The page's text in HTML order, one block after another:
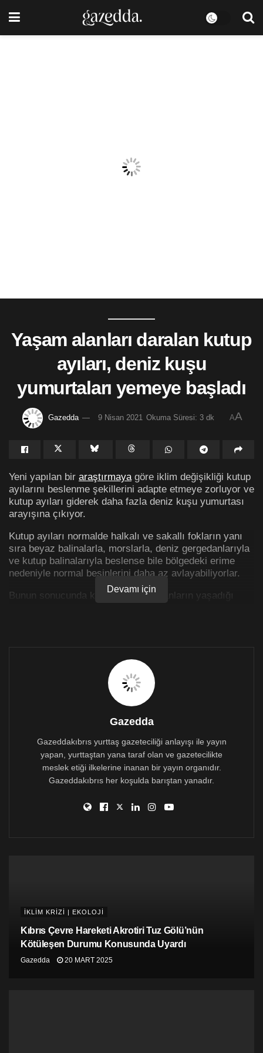
Yaşam alanları daralan kutup
ayıları, deniz kuşu
yumurtaları yemeye başladı
Gazedda 9 Nisan 2021 Okuma Süresi: 3 dk AA
Yeni yapılan bir araştırmaya göre iklim değişikliği kutup
ayılarını beslenme şekillerini adapte etmeye zorluyor ve
kutup ayıları giderek daha fazla deniz kuşu yumurtası
arayışına çıkıyor.
Kutup ayıları normalde halkalı ve sakallı fokların yanı
sıra beyaz balinalarla, morslarla, deniz gergedanlarıyla
ve kutup balinalarıyla beslense bile bölgedeki erime
nedeniyle normal besinlerini daha az avlayabiliyorlar.
Bunun sonucunda kutup ayıları, insanların yaşadığı
11 gün boyunca takip edildi
Society Open Science dergisinde yeni yayımlanan yazı,
yumurta sayısının azalmasıyla, 11 gün boyunca kutup
ayılarının yuvalama alanına nasıl yaklaştığını takip etti.
Söz konusu araştırmayı Independent’tan Bethany
Dawson haberleştirdi ve Ata TürkoğluTürkçeleştirdi
Kanada’daki araştırmacılar, dronelar kullanarak yeni ve
daha sıcak bu çağda yemek arayışına çıkan büyük
yırtıcıların becerikliliğini ölçmek için kutup
pufla kazlarının yuvalarında beslenişlerini izledi.
en aza indirecek şekilde hareket etmediklerini ama
yedikleri yumurta kümelerinde giderek daha az seçici
hale geldiklerini gördük” dedi.
Bununla birlikte ayılar, bir pufla kazının aniden
kaçmasının yakınlarda terk edilmiş yumurtaların olduğu
Devamı için
Gazedda
Gazeddakıbrıs yurttaş gazeteciliği anlayışı ile yayın
yapan, yurttaştan yana taraf olan ve gazetecilikte
meslek etiği ilkelerine inanan bir yayın organıdır.
Gazeddakıbrıs her koşulda barıştan yanadır.
İKLİM KRİZİ | EKOLOJİ
Kıbrıs Çevre Hareketi Akrotiri Tuz Gölü’nün
Kötüleşen Durumu Konusunda Uyardı
Gazedda 20 MART 2025